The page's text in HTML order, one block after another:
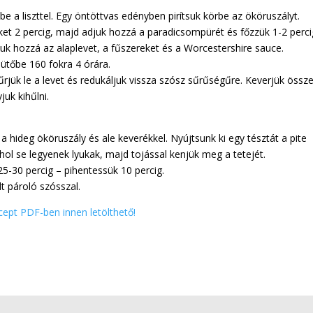
a liszttel. Egy öntöttvas edényben pirítsuk körbe az ököruszályt.
2 percig, majd adjuk hozzá a paradicsompürét és főzzük 1-2
hozzá az alaplevet, a fűszereket és a Worcestershire sauce.
160 fokra 4 órára.
le a levet és redukáljuk vissza szósz sűrűségűre. Keverjük
kihűlni.
ököruszály és ale keverékkel. Nyújtsunk ki egy tésztát a pite
se legyenek lyukak, majd tojással kenjük meg a tetejét.
30 percig – pihentessük 10 percig.
pároló szósszal.
PDF-ben innen letölthető!